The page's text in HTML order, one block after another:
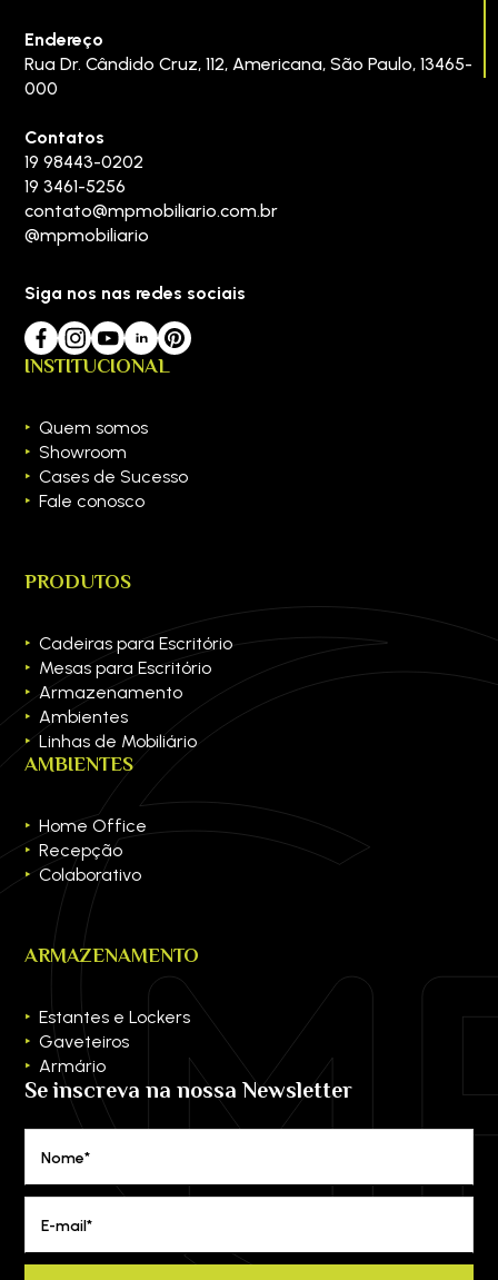
Endereço
Rua Dr. Cândido Cruz, 112,Americana,São Paulo,13465-
000
Contatos
19 98443-0202
19 3461-5256
contato@mpmobiliario.com.br
@mpmobiliario
Siga nos nas redes sociais
INSTITUCIONAL
Quem somos
Showroom
Cases de Sucesso
Fale conosco
PRODUTOS
Cadeiras para Escritório
Mesas para Escritório
Armazenamento
Ambientes
Linhas de Mobiliário
AMBIENTES
Home Office
Recepção
Colaborativo
ARMAZENAMENTO
Estantes e Lockers
Gaveteiros
Armário
Se inscreva na nossa Newsletter
Nome*
E-mail*